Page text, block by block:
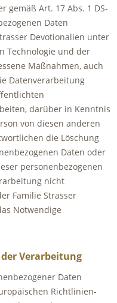
gemäß Art. 17 Abs. 1 DS-
Daten
Devotionalien unter
Technologie und der
Maßnahmen, auch
Datenverarbeitung
darüber in Kenntnis
von diesen anderen
die Löschung
Daten oder
personenbezogenen
nicht
Familie Strasser
Notwendige
Verarbeitung
Daten
Richtlinien-